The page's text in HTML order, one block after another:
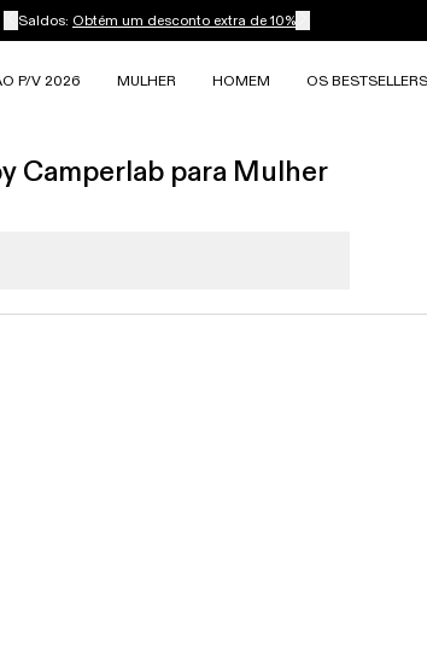
Saldos: Obtém um desconto extra de 10%
P/V 2026 MULHER HOMEM OS BESTSELLERS
Camperlab para Mulher